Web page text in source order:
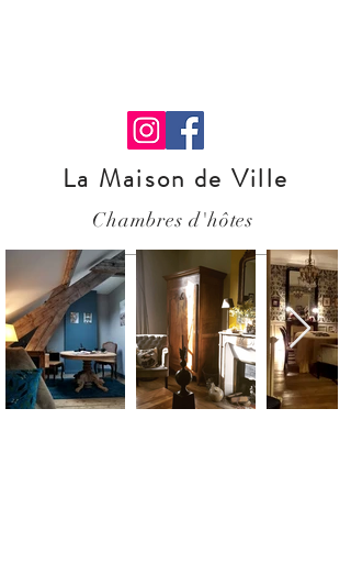
La Maison de Ville
Chambres d'hôtes